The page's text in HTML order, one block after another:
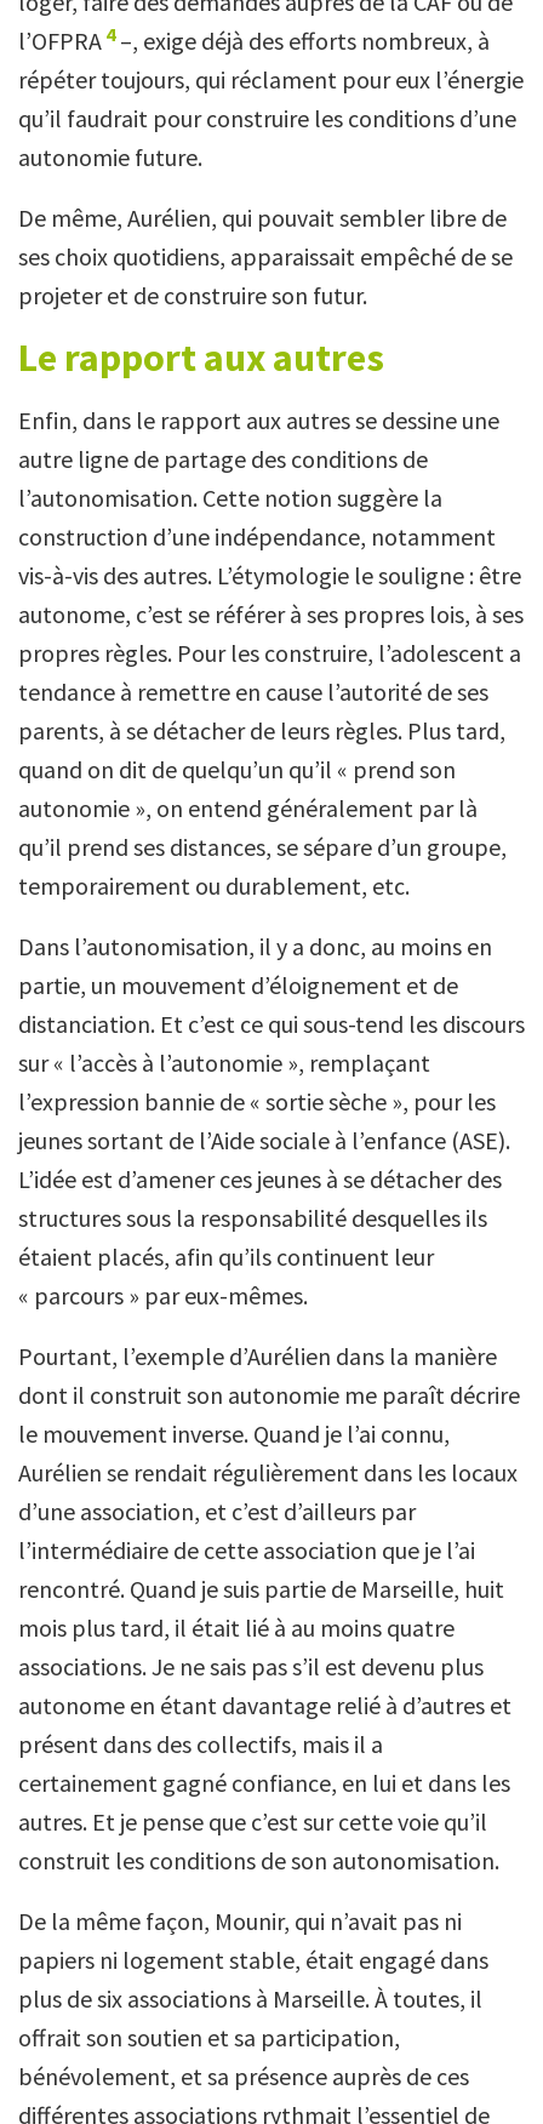
l’OFPRA 4–, exige déjà des efforts nombreux, à
répéter toujours, qui réclament pour eux l’énergie
qu’il faudrait pour construire les conditions d’une
autonomie future.
De même, Aurélien, qui pouvait sembler libre de
ses choix quotidiens, apparaissait empêché de se
projeter et de construire son futur.
Le rapport aux autres
Enfin, dans le rapport aux autres se dessine une
autre ligne de partage des conditions de
l’autonomisation. Cette notion suggère la
construction d’une indépendance, notamment
vis-à-vis des autres. L’étymologie le souligne : être
autonome, c’est se référer à ses propres lois, à ses
propres règles. Pour les construire, l’adolescent a
tendance à remettre en cause l’autorité de ses
parents, à se détacher de leurs règles. Plus tard,
quand on dit de quelqu’un qu’il « prend son
autonomie », on entend généralement par là
qu’il prend ses distances, se sépare d’un groupe,
temporairement ou durablement, etc.
Dans l’autonomisation, il y a donc, au moins en
partie, un mouvement d’éloignement et de
distanciation. Et c’est ce qui sous-tend les discours
sur « l’accès à l’autonomie », remplaçant
l’expression bannie de « sortie sèche », pour les
jeunes sortant de l’Aide sociale à l’enfance (ASE).
L’idée est d’amener ces jeunes à se détacher des
structures sous la responsabilité desquelles ils
étaient placés, afin qu’ils continuent leur
« parcours » par eux-mêmes.
Pourtant, l’exemple d’Aurélien dans la manière
dont il construit son autonomie me paraît décrire
le mouvement inverse. Quand je l’ai connu,
Aurélien se rendait régulièrement dans les locaux
d’une association, et c’est d’ailleurs par
l’intermédiaire de cette association que je l’ai
rencontré. Quand je suis partie de Marseille, huit
mois plus tard, il était lié à au moins quatre
associations. Je ne sais pas s’il est devenu plus
autonome en étant davantage relié à d’autres et
présent dans des collectifs, mais il a
certainement gagné confiance, en lui et dans les
autres. Et je pense que c’est sur cette voie qu’il
construit les conditions de son autonomisation.
De la même façon, Mounir, qui n’avait pas ni
papiers ni logement stable, était engagé dans
plus de six associations à Marseille. À toutes, il
offrait son soutien et sa participation,
bénévolement, et sa présence auprès de ces
différentes associations rythmait l’essentiel de